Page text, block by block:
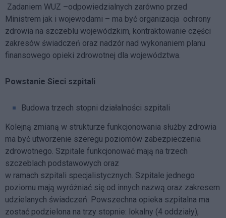
Zadaniem WUZ –odpowiedzialnych zarówno przed
Ministrem jak i wojewodami – ma być organizacja ochrony
zdrowia na szczeblu wojewódzkim, kontraktowanie części
zakresów świadczeń oraz nadzór nad wykonaniem planu
finansowego opieki zdrowotnej dla województwa.
Powstanie Sieci szpitali
Budowa trzech stopni działalności szpitali
Kolejną zmianą w strukturze funkcjonowania służby zdrowia
ma być utworzenie szeregu poziomów zabezpieczenia
zdrowotnego. Szpitale funkcjonować mają na trzech
szczeblach podstawowych oraz
w ramach szpitali specjalistycznych. Szpitale jednego
poziomu mają wyróżniać się od innych nazwą oraz zakresem
udzielanych świadczeń. Powszechna opieka szpitalna ma
zostać podzielona na trzy stopnie: lokalny (4 oddziały),